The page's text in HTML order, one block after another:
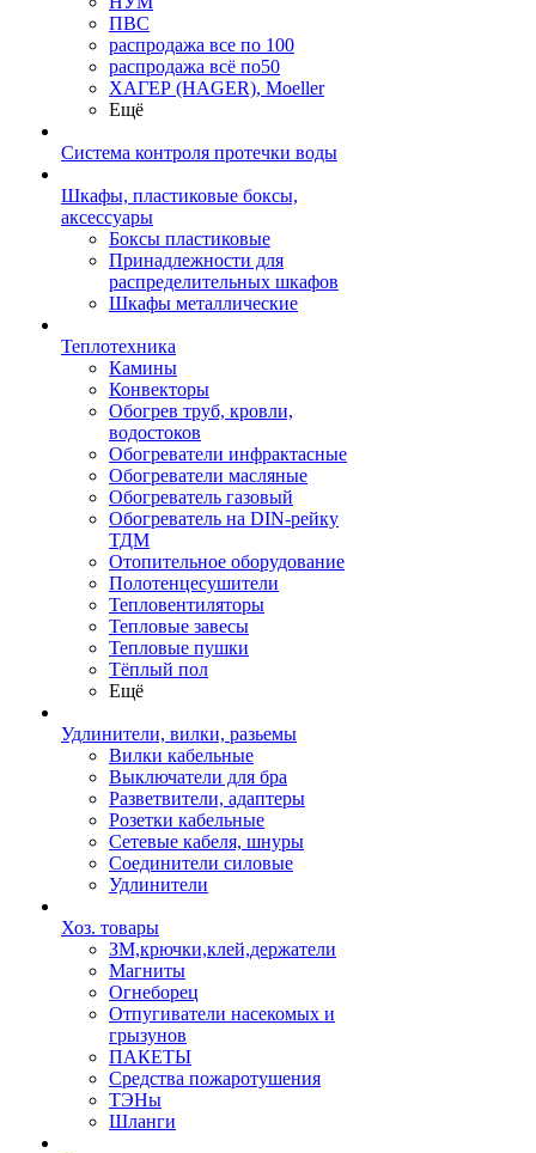
ПВС
распродажа все по 100
распродажа всё по50
ХАГЕР (HAGER), Moeller
Ещё
Система контроля протечки воды
Шкафы, пластиковые боксы,
аксессуары
Боксы пластиковые
Принадлежности для
распределительных шкафов
Шкафы металлические
Теплотехника
Камины
Конвекторы
Обогрев труб, кровли,
водостоков
Обогреватели инфрактасные
Обогреватели масляные
Обогреватель газовый
Обогреватель на DIN-рейку
ТДМ
Отопительное оборудование
Полотенцесушители
Тепловентиляторы
Тепловые завесы
Тепловые пушки
Тёплый пол
Ещё
Удлинители, вилки, разьемы
Вилки кабельные
Выключатели для бра
Разветвители, адаптеры
Розетки кабельные
Сетевые кабеля, шнуры
Соединители силовые
Удлинители
Хоз. товары
ЗМ,крючки,клей,держатели
Магниты
Огнеборец
Отпугиватели насекомых и
грызунов
ПАКЕТЫ
Средства пожаротушения
ТЭНы
Шланги